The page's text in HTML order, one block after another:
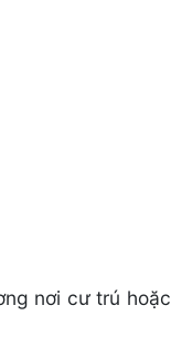
nơi cư trú hoặc